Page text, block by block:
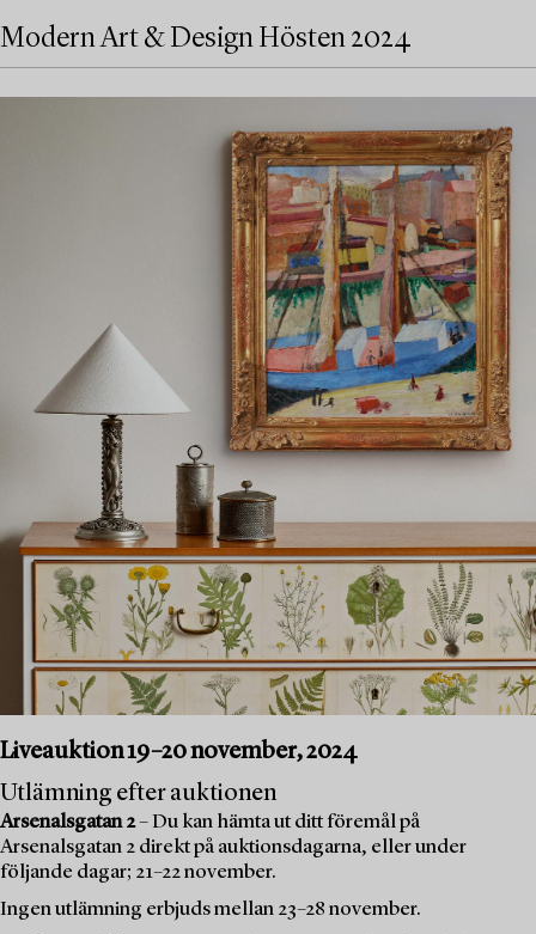
Modern Art & Design Hösten 2024
Liveauktion 19–20 november, 2024
Utlämning efter auktionen
Arsenalsgatan 2– Du kan hämta ut ditt föremål på
Arsenalsgatan 2 direkt på auktionsdagarna, eller under
följande dagar; 21–22 november.
Ingen utlämning erbjuds mellan 23–28 november.